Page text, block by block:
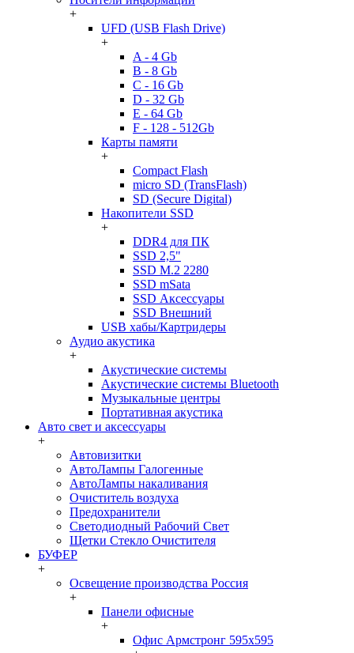
+
UFD (USB Flash Drive)
+
A - 4 Gb
B - 8 Gb
C - 16 Gb
D - 32 Gb
E - 64 Gb
F - 128 - 512Gb
Карты памяти
+
Compact Flash
micro SD (TransFlash)
SD (Secure Digital)
Накопители SSD
+
DDR4 для ПК
SSD 2,5"
SSD M.2 2280
SSD mSata
SSD Аксессуары
SSD Внешний
USB хабы/Картридеры
Аудио акустика
+
Акустические системы
Акустические системы Bluetooth
Музыкальные центры
Портативная акустика
Авто свет и аксессуары
+
Автовизитки
АвтоЛампы Галогенные
АвтоЛампы накаливания
Очиститель воздуха
Предохранители
Светодиодный Рабочий Свет
Щетки Стекло Очистителя
БУФЕР
+
Освещение производства Россия
+
Панели офисные
+
Офис Армстронг 595x595